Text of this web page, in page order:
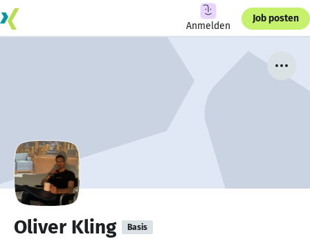
Anmelden
Job posten
Oliver Kling Basis